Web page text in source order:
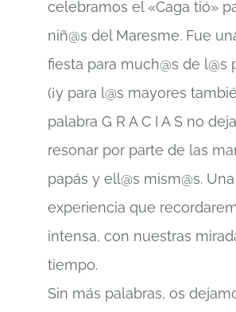
celebramos el «Caga tió»
niñ@s del Maresme. Fue
fiesta para much@s de l@s
(¡y para l@s mayores
palabra G R A C I A S no
resonar por parte de las
papás y ell@s mism@s. Una
experiencia que
intensa, con nuestras
tiempo.
Sin más palabras, os